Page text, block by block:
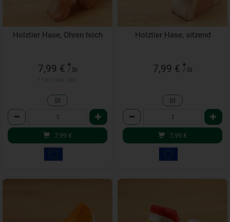
Holztier Hase, Ohren hoch
7,99 € *
/ St
St
Anzahl
7,99 €
Holztier Hase, sitzend
7,99 € *
/ St
St
Anzahl
7,99 €